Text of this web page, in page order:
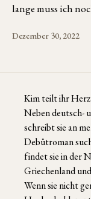
lange muss ich
Dezember 30, 2022
Kim teilt ihr Herz
Neben deutsch-
schreibt sie an
Debütroman
findet sie in der
Griechenland
Wenn sie nicht